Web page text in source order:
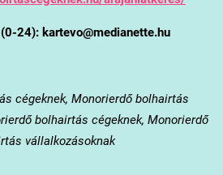
24): kartevo@medianette.hu
cégeknek, Monorierdő bolhairtás
bolhairtás cégeknek, Monorierdő
vállalkozásoknak